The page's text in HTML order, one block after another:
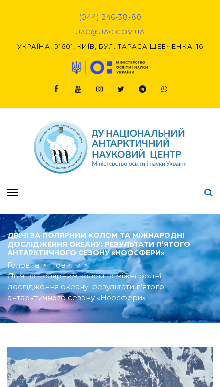
(044) 246-38-80
UAC@UAC.GOV.UA​​
УКРАЇНА, 01601, КИЇВ, БУЛ. ТАРАСА ШЕВЧЕНКА, 16
ДВІЧІ ЗА ПОЛЯРНИМ КОЛОМ ТА МІЖНАРОДНІ
ДОСЛІДЖЕННЯ ОКЕАНУ: РЕЗУЛЬТАТИ П’ЯТОГО
АНТАРКТИЧНОГО СЕЗОНУ «НООСФЕРИ»
Головна > Новини >
Двічі за полярним колом та міжнародні
дослідження океану: результати п’ятого
антарктичного сезону «Ноосфери»